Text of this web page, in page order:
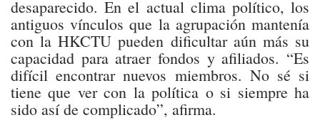
desaparecido. En el actual clima político, los
antiguos vínculos que la agrupación mantenía
con la HKCTU pueden dificultar aún más su
capacidad para atraer fondos y afiliados. “Es
difícil encontrar nuevos miembros. No sé si
tiene que ver con la política o si siempre ha
sido así de complicado”, afirma.